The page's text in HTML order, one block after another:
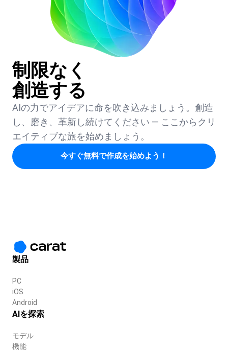
制限なく
創造する
AIの力でアイデアに命を吹き込みましょう。創造
し、磨き、革新し続けてください — ここからクリ
エイティブな旅を始めましょう。
今すぐ無料で作成を始めよう！
製品
PC
iOS
Android
AIを探索
モデル
機能